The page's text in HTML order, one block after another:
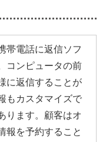
帯電話に返信ソフ
コンピュータの前
に返信することが
もカスタマイズで
ります。顧客はオ
報を予約すること